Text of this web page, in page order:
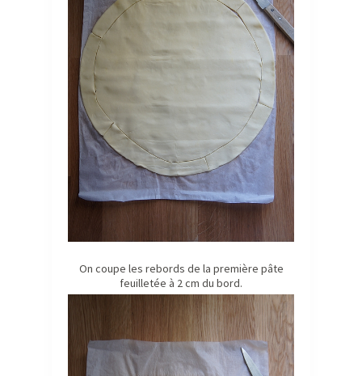
On coupe les rebords de la première pâte
feuilletée à 2 cm du bord.